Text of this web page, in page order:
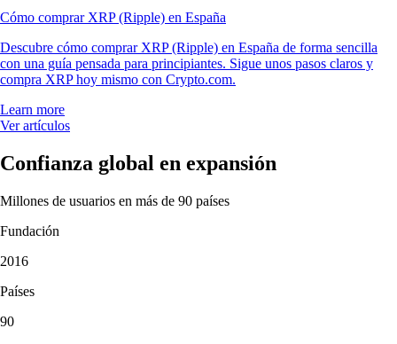
Cómo comprar XRP (Ripple) en España
Descubre cómo comprar XRP (Ripple) en España de forma sencilla
con una guía pensada para principiantes. Sigue unos pasos claros y
compra XRP hoy mismo con Crypto.com.
Learn more
Ver artículos
Confianza global en expansión
Millones de usuarios en más de 90 países
Fundación
2016
Países
90